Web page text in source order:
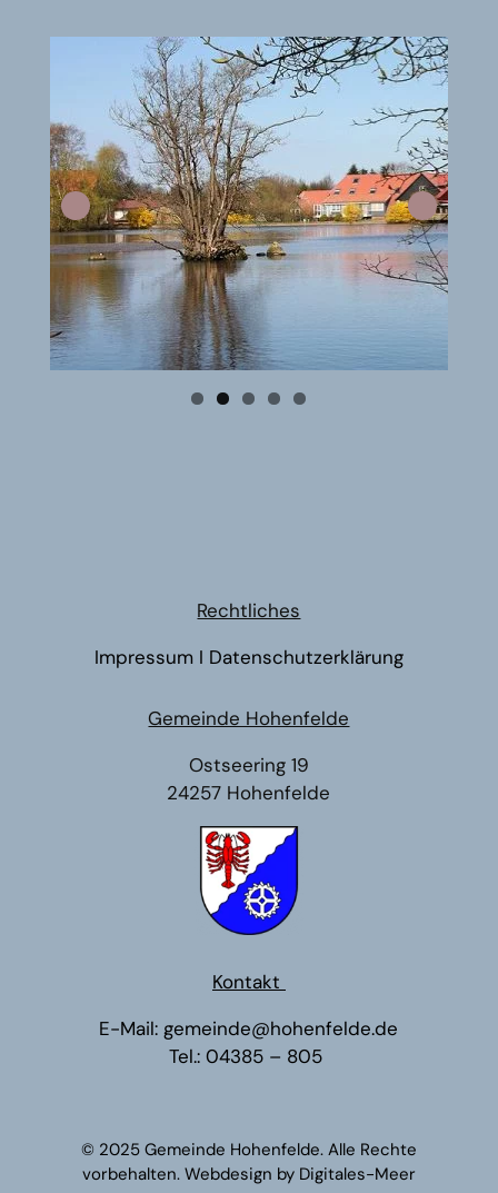
Rechtliches
ImpressumI Datenschutzerklärung
Gemeinde Hohenfelde
Ostseering 19
24257 Hohenfelde
Kontakt
E-Mail:gemeinde@hohenfelde.de
Tel.:04385 – 805
© 2025 Gemeinde Hohenfelde. Alle Rechte
vorbehalten. Webdesign by Digitales-Meer